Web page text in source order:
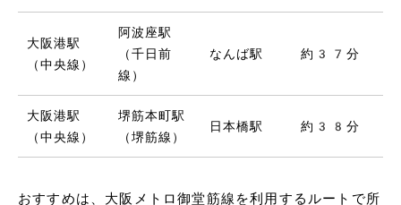
大阪港駅
（中央線）
阿波座駅
（千日前
線）
なんば駅 約37分
大阪港駅
（中央線）
堺筋本町駅
（堺筋線）
日本橋駅 約38分
おすすめは、大阪メトロ御堂筋線を利用するルートで所